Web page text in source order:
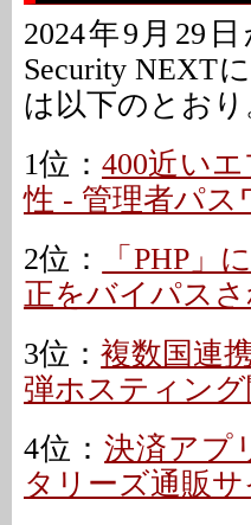
2024年9月29
Security NEXT
は以下のとおり
1位： 400近い
性 - 管理者パス
2位：
「PHP
正をバイパス
3位：複数国連
弾ホスティング
4位：決済アプ
タリーズ通販サ